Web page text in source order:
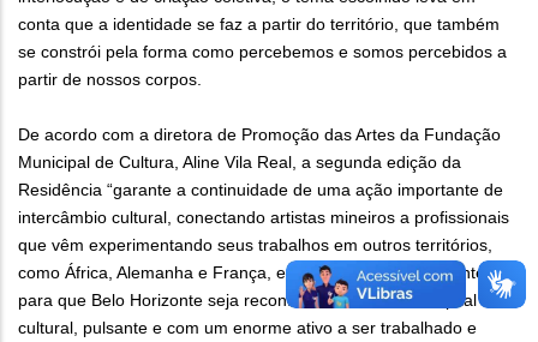
conta que a identidade se faz a partir do território, que também
se constrói pela forma como percebemos e somos percebidos a
partir de nossos corpos.
De acordo com a diretora de Promoção das Artes da Fundação
Municipal de Cultura, Aline Vila Real, a segunda edição da
Residência “garante a continuidade de uma ação importante de
intercâmbio cultural, conectando artistas mineiros a profissionais
que vêm experimentando seus trabalhos em outros territórios,
como África, Alemanha e França, e abre ainda mais as fronteiras
para que Belo Horizonte seja reconhecida como uma capital
cultural, pulsante e com um enorme ativo a ser trabalhado e